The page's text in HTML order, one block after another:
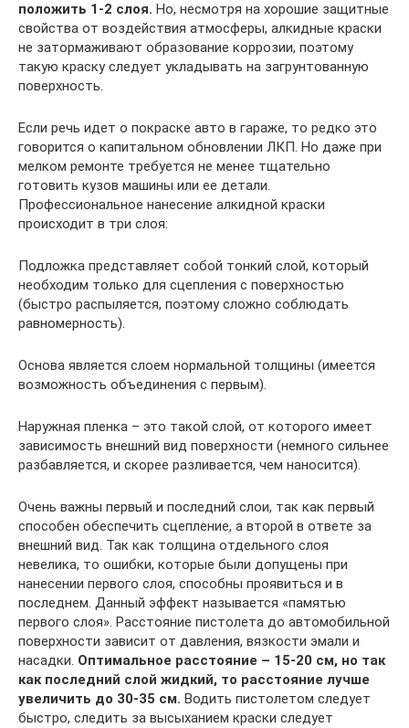
положить 1-2 слоя. Но, несмотря на хорошие защитные
свойства от воздействия атмосферы, алкидные краски
не затормаживают образование коррозии, поэтому
такую краску следует укладывать на загрунтованную
поверхность.
Если речь идет о покраске авто в гараже, то редко это
говорится о капитальном обновлении ЛКП. Но даже при
мелком ремонте требуется не менее тщательно
готовить кузов машины или ее детали.
Профессиональное нанесение алкидной краски
происходит в три слоя:
Подложка представляет собой тонкий слой, который
необходим только для сцепления с поверхностью
(быстро распыляется, поэтому сложно соблюдать
равномерность).
Основа является слоем нормальной толщины (имеется
возможность объединения с первым).
Наружная пленка – это такой слой, от которого имеет
зависимость внешний вид поверхности (немного сильнее
разбавляется, и скорее разливается, чем наносится).
Очень важны первый и последний слои, так как первый
способен обеспечить сцепление, а второй в ответе за
внешний вид. Так как толщина отдельного слоя
невелика, то ошибки, которые были допущены при
нанесении первого слоя, способны проявиться и в
последнем. Данный эффект называется «памятью
первого слоя». Расстояние пистолета до автомобильной
поверхности зависит от давления, вязкости эмали и
насадки. Оптимальное расстояние – 15-20 см, но так
как последний слой жидкий, то расстояние лучше
увеличить до 30-35 см. Водить пистолетом следует
быстро, следить за высыханием краски следует